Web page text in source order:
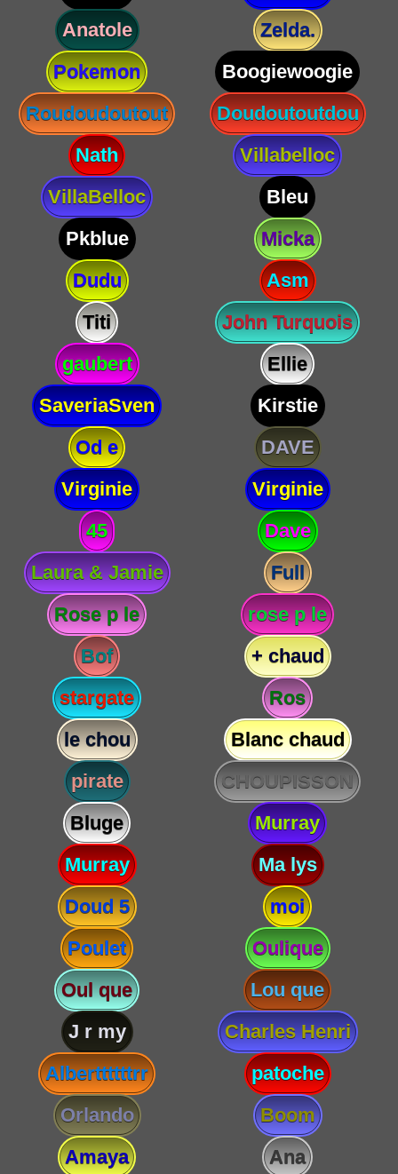
Anatole
Zelda.
Pokemon
Boogiewoogie
Roudoudoutout
Doudoutoutdou
Nath
Villabelloc
VillaBelloc
Bleu
Pkblue
Micka
Dudu
Asm
Titi
John Turquois
gaubert
Ellie
SaveriaSven
Kirstie
Od e
DAVE
Virginie
Virginie
45
Dave
Laura & Jamie
Full
Rose p le
rose p le
Bof
+ chaud
stargate
Ros
le chou
Blanc chaud
pirate
CHOUPISSON
Bluge
Murray
Murray
Ma lys
Doud 5
moi
Poulet
Oulique
Oul que
Lou que
J r my
Charles Henri
Alberttttttrr
patoche
Orlando
Boom
Amaya
Ana